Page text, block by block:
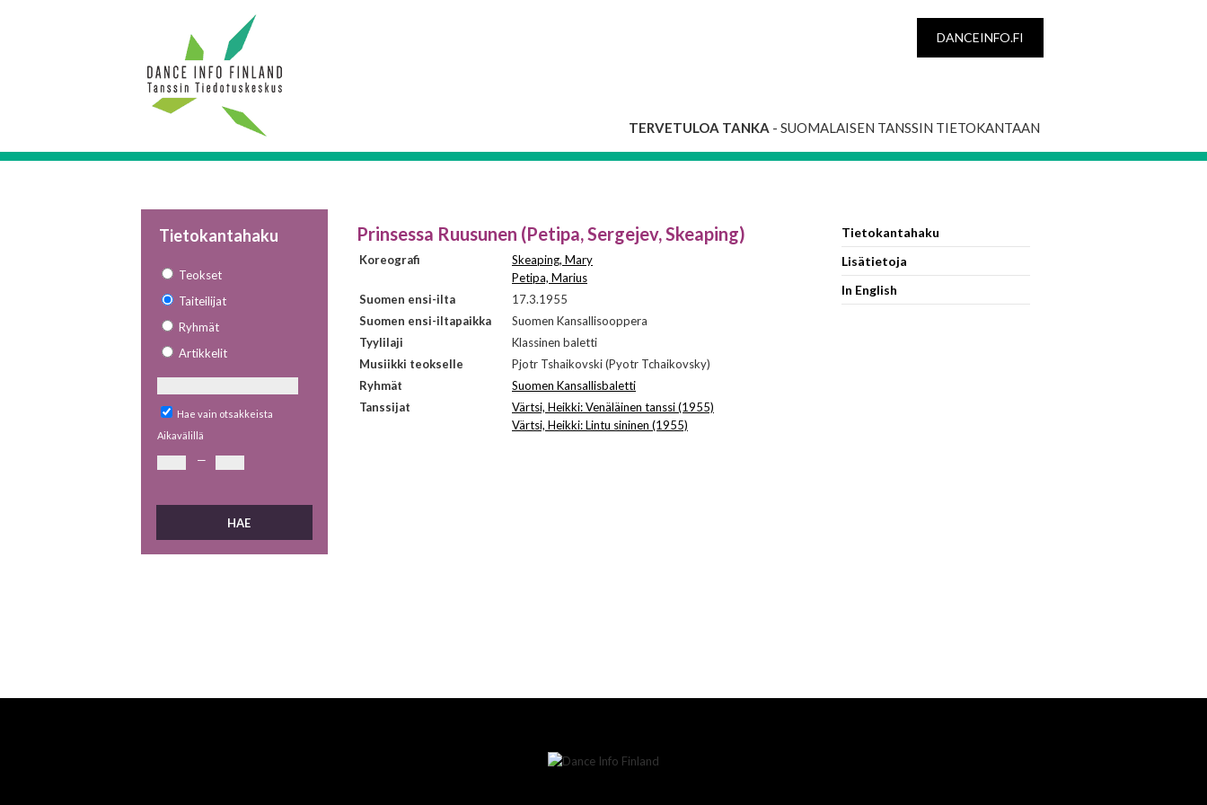
DANCEINFO.FI
TERVETULOA TANKA - SUOMALAISEN TANSSIN TIETOKANTAAN
Tietokantahaku
Teokset
Taiteilijat
Ryhmät
Artikkelit
Hae vain otsakkeista
Aikavälillä
—
Prinsessa Ruusunen (Petipa, Sergejev, Skeaping)
Koreografi
Skeaping, Mary
Petipa, Marius
Suomen ensi-ilta
17.3.1955
Suomen ensi-iltapaikka
Suomen Kansallisooppera
Tyylilaji
Klassinen baletti
Musiikki teokselle
Pjotr Tshaikovski (Pyotr Tchaikovsky)
Ryhmät
Suomen Kansallisbaletti
Tanssijat
Värtsi, Heikki: Venäläinen tanssi (1955)
Värtsi, Heikki: Lintu sininen (1955)
Tietokantahaku
Lisätietoja
In English